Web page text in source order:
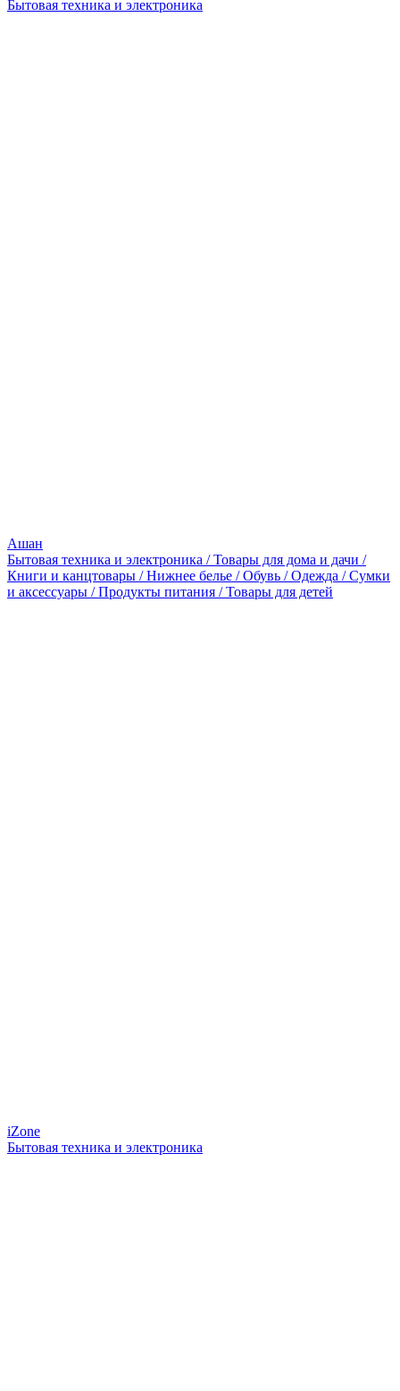
Бытовая техника и электроника
Ашан
Бытовая техника и электроника / Товары для дома и дачи /
Книги и канцтовары / Нижнее белье / Обувь / Одежда / Сумки
и аксессуары / Продукты питания / Товары для детей
iZone
Бытовая техника и электроника